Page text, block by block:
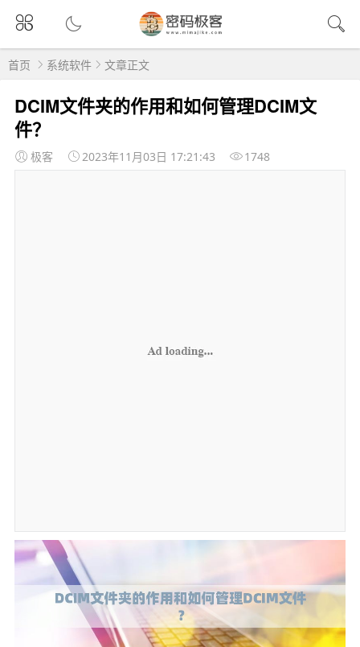
首页 系统软件 文章正文
DCIM文件夹的作用和如何管理DCIM文
件？
极客 2023年11月03日 17:21:43 1748